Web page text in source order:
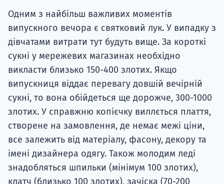
Одним з найбільш важливих моментів
випускного вечора є святковий лук. У випадку з
дівчатами витрати тут будуть вище. За короткі
сукні у мережевих магазинах необхідно
викласти близько 150-400 злотих. Якщо
випускниця віддає перевагу довшій вечірній
сукні, то вона обійдеться ще дорожче, 300-1000
злотих. У справжню копієчку виллється плаття,
створене на замовлення, де немає межі ціни,
все залежить від матеріалу, фасону, декору та
імені дизайнера одягу. Також молодим леді
знадобляться шпильки (мінімум 100 злотих),
клатч (близько 100 злотих), зачіска (70-200